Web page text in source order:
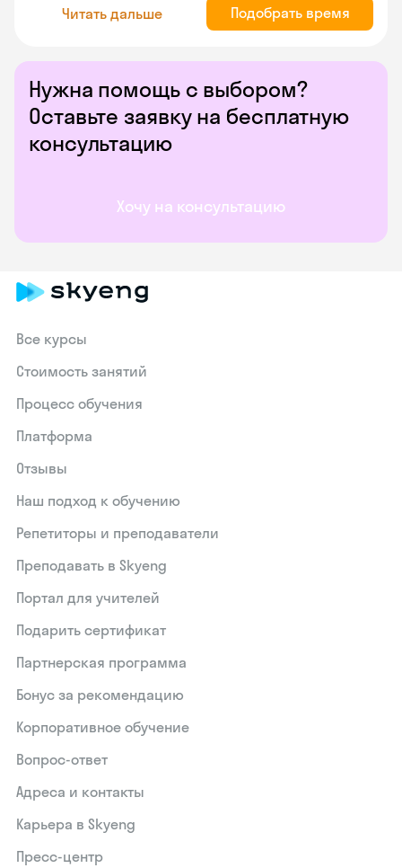
Нужна помощь с выбором?
Оставьте заявку на бесплатную
консультацию
Хочу на консультацию
Читать дальше Подобрать время
Все курсы
Стоимость занятий
Процесс обучения
Платформа
Отзывы
Наш подход к обучению
Репетиторы и преподаватели
Преподавать в Skyeng
Портал для учителей
Подарить сертификат
Партнерская программа
Бонус за рекомендацию
Корпоративное обучение
Вопрос-ответ
Адреса и контакты
Карьера в Skyeng
Пресс-центр